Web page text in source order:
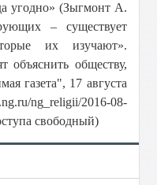
угодно» (Зыгмонт А.
– существует
их изучают».
объяснить обществу,
газета", 17 августа
ng_religii/2016-08-
свободный)